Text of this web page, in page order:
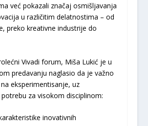
već pokazali značaj osmišljavanja
u različitim delatnostima – od
preko kreativne industrije do
Vivadi forum, Miša Lukić je u
predavanju naglasio da je važno
eksperimentisanje, uz
za visokom disciplinom:
inovativnih